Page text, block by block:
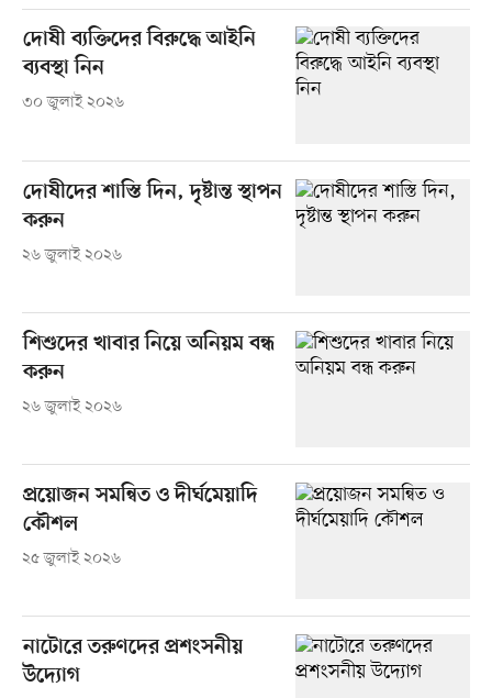
দোষী ব্যক্তিদের বিরুদ্ধে আইনি
ব্যবস্থা নিন
৩০ জুলাই ২০২৬
দোষীদের শাস্তি দিন, দৃষ্টান্ত স্থাপন
করুন
২৬ জুলাই ২০২৬
শিশুদের খাবার নিয়ে অনিয়ম বন্ধ
করুন
২৬ জুলাই ২০২৬
প্রয়োজন সমন্বিত ও দীর্ঘমেয়াদি
কৌশল
২৫ জুলাই ২০২৬
নাটোরে তরুণদের প্রশংসনীয়
উদ্যোগ